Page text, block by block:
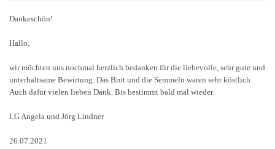
Dankeschön!
Hallo,
wir möchten uns nochmal herzlich bedanken für die liebevolle, sehr gute und
unterhaltsame Bewirtung. Das Brot und die Semmeln waren sehr köstlich.
Auch dafür vielen lieben Dank. Bis bestimmt bald mal wieder.
LG Angela und Jörg Lindner
26.07.2021